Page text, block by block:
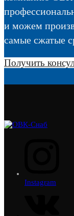
и можем
самые сжатые
Получить
Instagram